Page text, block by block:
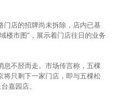
门店的招牌尚未拆除，店内已基
楼市图”，展示着门店往日的业务
息不胫而走。市场传言称，五棵
将只剩下一家门店，即与五棵松
嘉园店。